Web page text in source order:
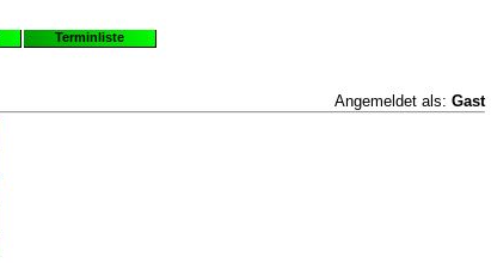
Terminliste
Angemeldet als: Gast